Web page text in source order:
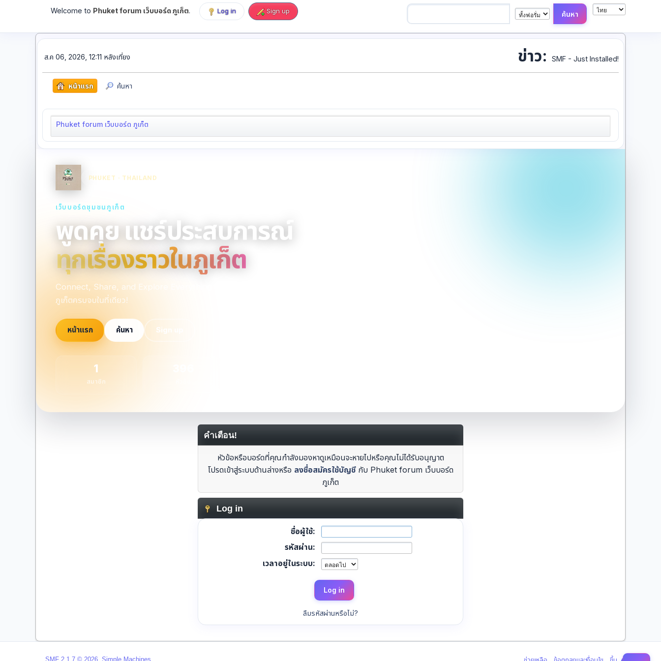
Welcome to Phuket forum เว็บบอร์ด ภูเก็ต. Log in Sign up
ส.ค 06, 2026, 12:11 หลังเที่ยง ข่าว: SMF - Just Installed!
หน้าแรก ค้นหา
Phuket forum เว็บบอร์ด ภูเก็ต
PHUKET · THAILAND
เว็บบอร์ดชุมชนภูเก็ต
พูดคุย แชร์ประสบการณ์
ทุกเรื่องราวในภูเก็ต
Connect, Share, and Explore Everything Phuket in One Place! พูดคุย แชร์ข้อมูล
ภูเก็ตครบจบในที่เดียว!
หน้าแรก ค้นหา Sign up
1
สมาชิก
คำเตือน!
หัวข้อหรือบอร์ดที่คุณกำลังมองหาดูเหมือนจะหายไปหรือคุณไม่ได้รับอนุญาต
โปรดเข้าสู่ระบบด้านล่างหรือ ลงชื่อสมัครใช้บัญชีกับ Phuket forum เว็บบอร์ด
ภูเก็ต
Log in
ชื่อผู้ใช้:
รหัสผ่าน:
เวลาอยู่ในระบบ:
ลืมรหัสผ่านหรือไม่?
SMF 2.1.7 © 2026 Simple Machines